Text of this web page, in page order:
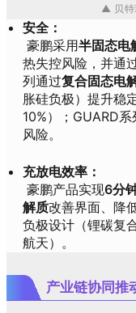
▲ 贝
安全：
豪鹏采用半固态电
热失控风险，并通
列通过复合固态电
胀硅负极）提升稳
10%）；GUARD系
风险。
充放电效率：
豪鹏产品实现6分
解质改善界面、降
负极设计（锂碳复
航天）。
产业链协同推